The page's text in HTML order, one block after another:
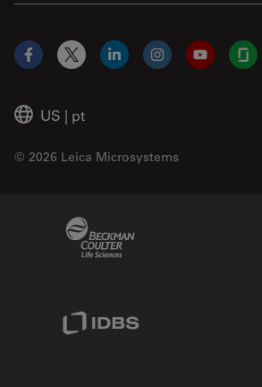
US | pt
© 2026 Leica Microsystems
Facebook
X LinkedInInstagramYouTube